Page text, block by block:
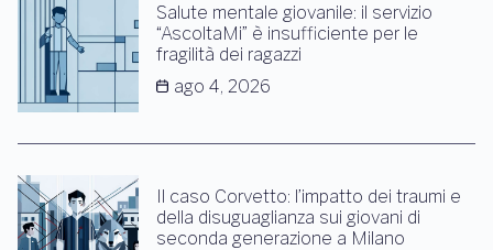
Salute mentale giovanile: il servizio
“AscoltaMi” è insufficiente per le
fragilità dei ragazzi
ago 4, 2026
Il caso Corvetto: l’impatto dei traumi e
della disuguaglianza sui giovani di
seconda generazione a Milano